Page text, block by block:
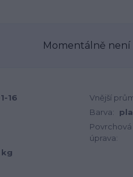
Momentálně není
16 Vnější
Barva:
Povrchová
úprava:
kg